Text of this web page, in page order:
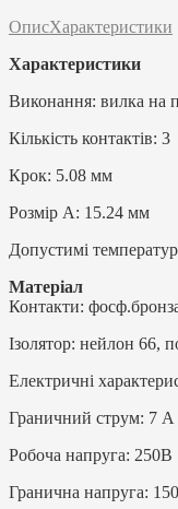
ОписХарактеристики
Характеристики
Виконання: вилка на
Кількість контактів: 3
Крок: 5.08 мм
Розмір А: 15.24 мм
Допустимі
Матеріал
Контакти:
Ізолятор: нейлон 66,
Електричні
Граничний струм: 7 A
Робоча напруга: 250В
Гранична напруга: